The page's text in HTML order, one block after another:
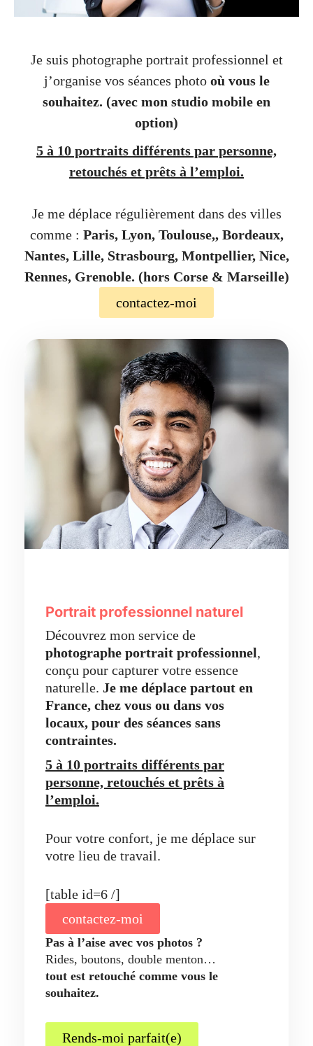
Je suis photographe portrait professionnel et
j’organise vos séances photo où vous le
souhaitez. (avec mon studio mobile en
option)
5 à 10 portraits différents par personne,
retouchés et prêts à l’emploi.
Je me déplace régulièrement dans des villes
comme : Paris, Lyon, Toulouse,, Bordeaux,
Nantes, Lille, Strasbourg, Montpellier, Nice,
Rennes, Grenoble. (hors Corse & Marseille)
contactez-moi
Portrait professionnel naturel
Découvrez mon service de
photographe portrait professionnel,
conçu pour capturer votre essence
naturelle. Je me déplace partout en
France, chez vous ou dans vos
locaux, pour des séances sans
contraintes.
5 à 10 portraits différents par
personne, retouchés et prêts à
l’emploi.
Pour votre confort, je me déplace sur
votre lieu de travail.
[table id=6 /]
contactez-moi
Pas à l’aise avec vos photos ?
Rides, boutons, double menton…
tout est retouché comme vous le
souhaitez.
Rends-moi parfait(e)